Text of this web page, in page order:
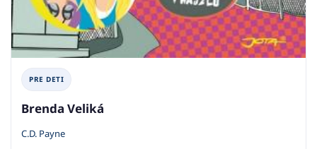
PRE DETI
Brenda Veliká
C.D. Payne